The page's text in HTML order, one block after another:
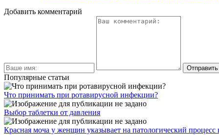
Добавить комментарий
Популярные статьи
Что принимать при ротавирусной инфекции?
Выбор таблетки от давления
Красная моча у женщин указывает на патологический процесс